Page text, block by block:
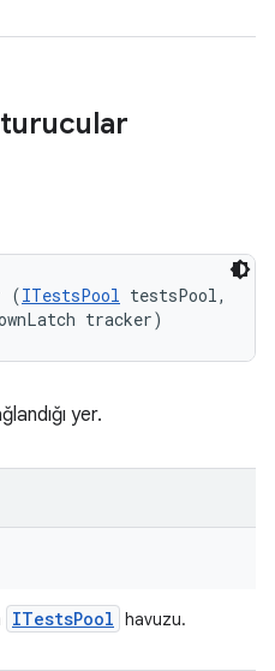
(ITestsPool testsPool,
tracker)
yer.
ITestsPool havuzu.